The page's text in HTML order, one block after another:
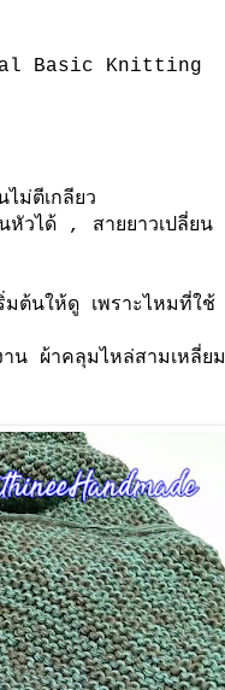
Basic Knitting
ม่ตีเกลียว
วได้ , สายยาวเปลี่ยน
ต้นให้ดู เพราะไหมที่ใช้
น ผ้าคลุมไหล่สามเหลี่ยม